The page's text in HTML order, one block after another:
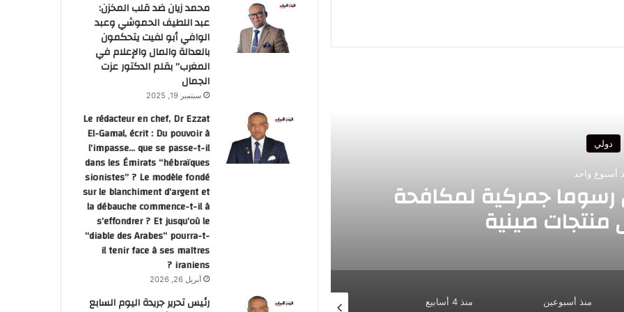
دولي
أسبوع واحد
رسوما جمركية لمكافحة
منتجات صينية
الرئيس الغاني يبعث تحياته
ويعرب عن ارتياحه للتقدم
الثنائي مع
منذ أسبوعين منذ 4 أسابيع يوليو 7, 2026 يوليو 7, 2026
محمد زيان ضد قلب المخزن:
عبد اللطيف الحموشي وعبد
الوافي أبو لفيت يتحكمون
بالعدالة والمال والإعلام في
المغرب” بقلم الدكتور عزت
الجمال
سبتمبر 19, 2025
Le rédacteur en chef, Dr Ezzat
El-Gamal, écrit : Du pouvoir à
l’impasse… que se passe-t-il
dans les Émirats “hébraïques
sionistes” ? Le modèle fondé
sur le blanchiment d’argent et
la débauche commence-t-il à
s’effondrer ? Et jusqu’où le
“diable des Arabes” pourra-t-
il tenir face à ses maîtres
iraniens ?
أبريل 26, 2026
رئيس تحرير جريدة اليوم السابع